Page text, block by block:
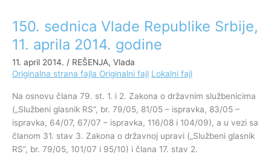
150. sednica Vlade Republike Srbije,
11. aprila 2014. godine
11. april 2014. / REŠENJA, Vlada
Originalna strana fajla Originalni fajl Lokalni fajl
Na osnovu člana 79. st. 1. i 2. Zakona o državnim službenicima
(„Službeni glasnik RS”, br. 79/05, 81/05 – ispravka, 83/05 –
ispravka, 64/07, 67/07 – ispravka, 116/08 i 104/09), a u vezi sa
članom 31. stav 3. Zakona o državnoj upravi („Službeni glasnik
RS”, br. 79/05, 101/07 i 95/10) i člana 17. stav 2.
150.
sednica
Vlade
Republike
Srbije,
2014.
godine